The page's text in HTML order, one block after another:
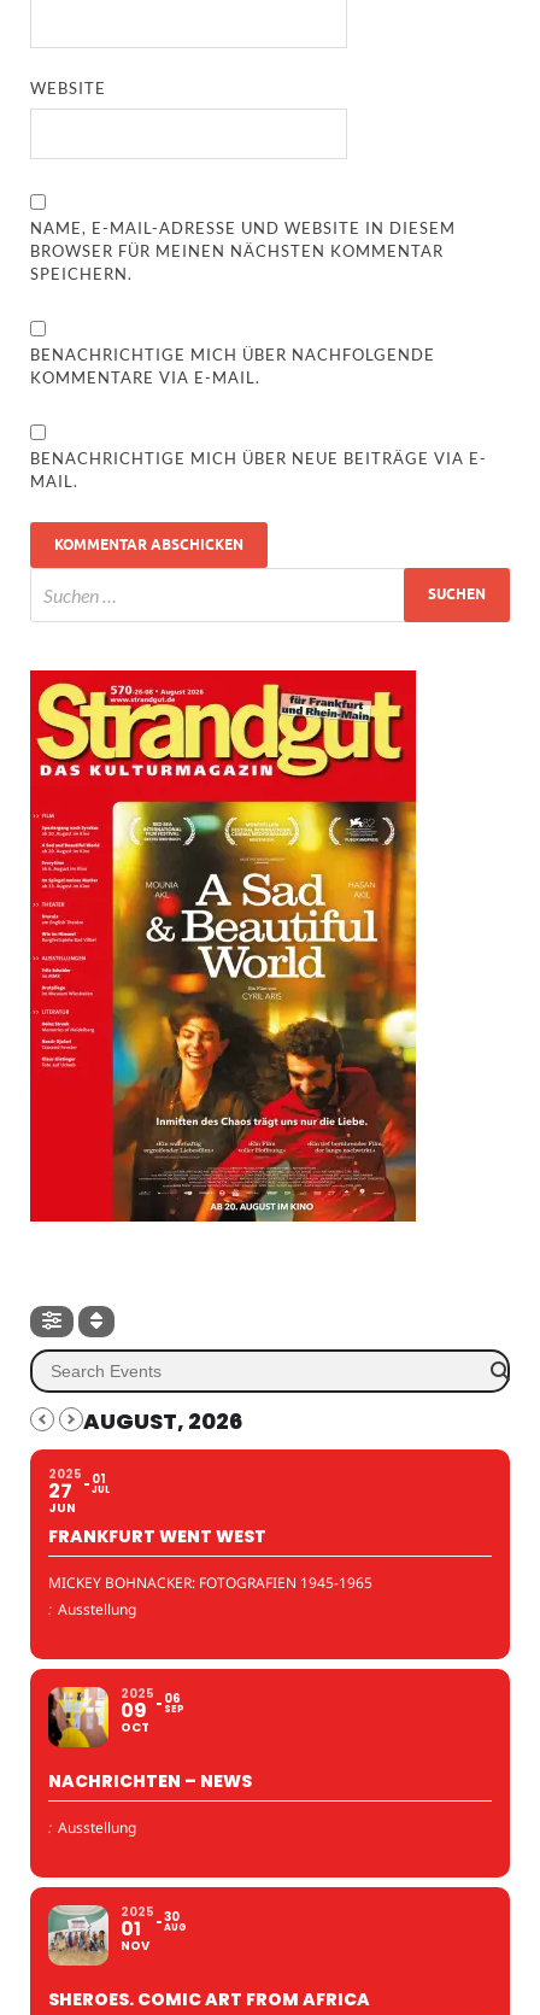
WEBSITE
NAME, E-MAIL-ADRESSE UND WEBSITE IN DIESEM
BROWSER FÜR MEINEN NÄCHSTEN KOMMENTAR
SPEICHERN.
BENACHRICHTIGE MICH ÜBER NACHFOLGENDE
KOMMENTARE VIA E-MAIL.
BENACHRICHTIGE MICH ÜBER NEUE BEITRÄGE VIA E-
MAIL.
AUGUST, 2026
2025
27
JUN
01
JUL
FRANKFURT WENT WEST
MICKEY BOHNACKER: FOTOGRAFIEN 1945-1965
: Ausstellung
2025
09
OCT
06
SEP
NACHRICHTEN – NEWS
: Ausstellung
2025
01
NOV
30
AUG
SHEROES. COMIC ART FROM AFRICA